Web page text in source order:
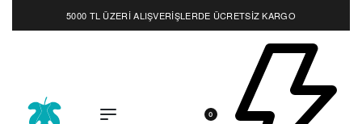
5000 TL ÜZERİ ALIŞVERİŞLERDE ÜCRETSİZ KARGO
0